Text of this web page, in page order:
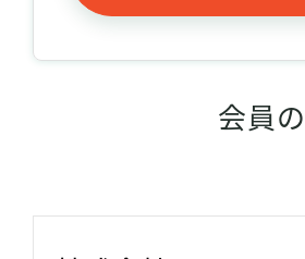
会員